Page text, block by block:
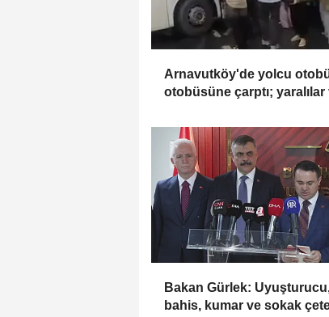
Arnavutköy'de yolcu
otobüsüne çarptı; yaralılar
Bakan Gürlek:
bahis, kumar ve sokak